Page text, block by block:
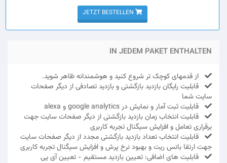
JETZT BESTELLEN
IN JEDEM PAKET ENTHALTEN
از قدمهای کوچک تر شروع کنید و هوشمندانه ظاهر شوید.
قابلیت رایگان بازدید بازگشتی و بازدید تصادفی از دیگر صفحات
سایت شما
قابلیت ثبت آمار و نمایش در google analytics و alexa
قابلیت انتخاب زمان بازدید بازگشتی از دیگر صفحات سایت جهت
برقراری تعامل و افزایش سیگنال تجربه کاربری
قابلیت انتخاب تعداد بازدید بازگشتی مجدد از دیگر صفحات سایت
جهت ارتقا بانس ریت و بهبود نرخ پرش و افزایش سیگنال تجربه کاربری
قابلیت های اضافی: تعیین بازدید مستقیم - تعیین آی پی